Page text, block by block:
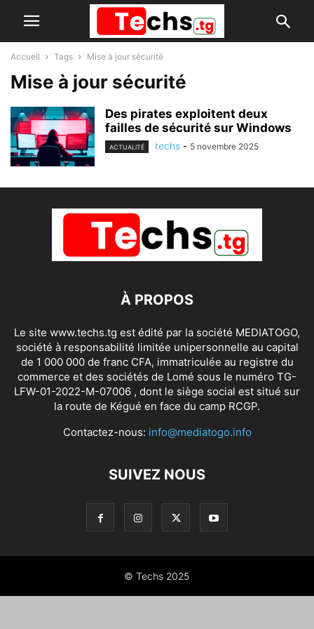
Accueil Tags Mise à jour sécurité
Mise à jour sécurité
Des pirates exploitent deux
failles de sécurité sur Windows
ACTUALITÉ techs - 5 novembre 2025
À PROPOS
Le site www.techs.tg est édité par la société MEDIATOGO,
société à responsabilité limitée unipersonnelle au capital
de 1 000 000 de franc CFA, immatriculée au registre du
commerce et des sociétés de Lomé sous le numéro TG-
LFW-01-2022-M-07006 , dont le siège social est situé sur
la route de Kégué en face du camp RCGP.
Contactez-nous: info@mediatogo.info
SUIVEZ NOUS
© Techs 2025